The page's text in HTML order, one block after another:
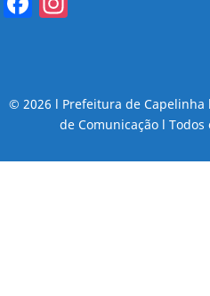
© 2026 l Prefeitura de Capelinha
de Comunicação l